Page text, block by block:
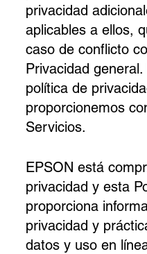
privacidad
aplicables a ellos,
caso de conflicto
Privacidad
política de
proporcionemos
Servicios.
EPSON está
privacidad y esta
proporciona
privacidad y
datos y uso en